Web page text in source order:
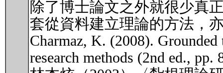
除了博士論文之外就很少真
套從資料建立理論的方法，
Charmaz, K. (2008).
research methods (2nd ed., pp.